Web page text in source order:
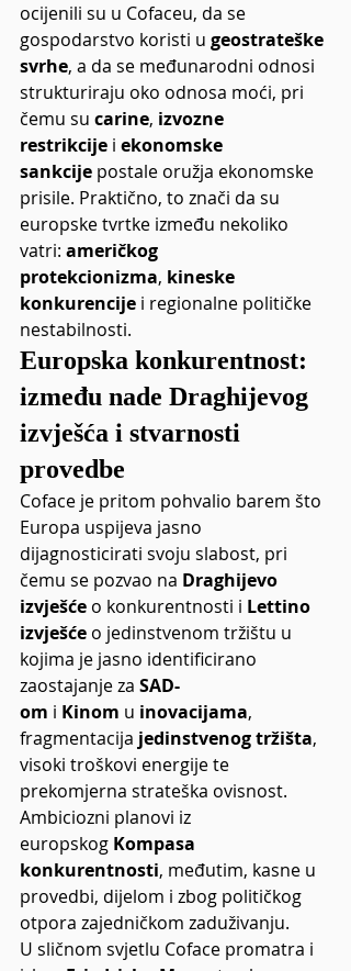
ocijenili su u Cofaceu, da se
gospodarstvo koristi u geostrateške
svrhe, a da se međunarodni odnosi
strukturiraju oko odnosa moći, pri
čemu su carine, izvozne
restrikcije i ekonomske
sankcije postale oružja ekonomske
prisile. Praktično, to znači da su
europske tvrtke između nekoliko
vatri: američkog
protekcionizma, kineske
konkurencije i regionalne političke
nestabilnosti.
Europska konkurentnost:
između nade Draghijevog
izvješća i stvarnosti
provedbe
Coface je pritom pohvalio barem što
Europa uspijeva jasno
dijagnosticirati svoju slabost, pri
čemu se pozvao na Draghijevo
izvješće o konkurentnosti i Lettino
izvješće o jedinstvenom tržištu u
kojima je jasno identificirano
zaostajanje za SAD-
om i Kinom u inovacijama,
fragmentacija jedinstvenog tržišta,
visoki troškovi energije te
prekomjerna strateška ovisnost.
Ambiciozni planovi iz
europskog Kompasa
konkurentnosti, međutim, kasne u
provedbi, dijelom i zbog političkog
otpora zajedničkom zaduživanju.
U sličnom svjetlu Coface promatra i